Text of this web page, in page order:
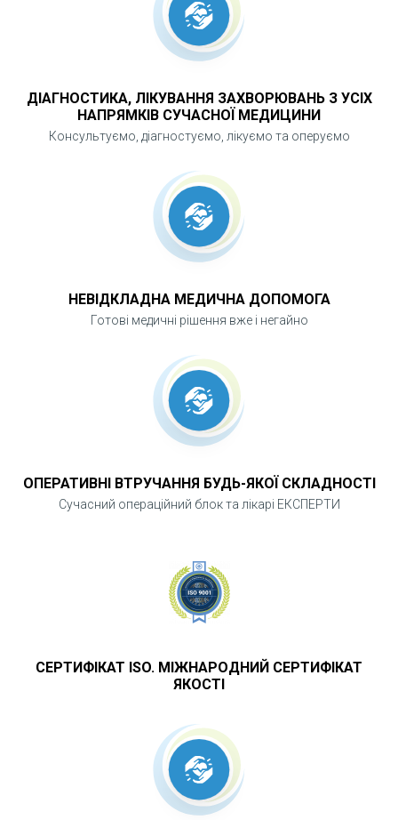
пацієнта. Це один із ключових етапів
лікування гіпертонії та профілактики серцево-
ДІАГНОСТИКА, ЛІКУВАННЯ ЗАХВОРЮВАНЬ З УСІХ
НАПРЯМКІВ СУЧАСНОЇ МЕДИЦИНИ
Консультуємо, діагностуємо, лікуємо та оперуємо
НЕВІДКЛАДНА МЕДИЧНА ДОПОМОГА
Готові медичні рішення вже і негайно
ОПЕРАТИВНІ ВТРУЧАННЯ БУДЬ-ЯКОЇ СКЛАДНОСТІ
Сучасний операційний блок та лікарі ЕКСПЕРТИ
СЕРТИФІКАТ ISO. МІЖНАРОДНИЙ СЕРТИФІКАТ
ЯКОСТІ